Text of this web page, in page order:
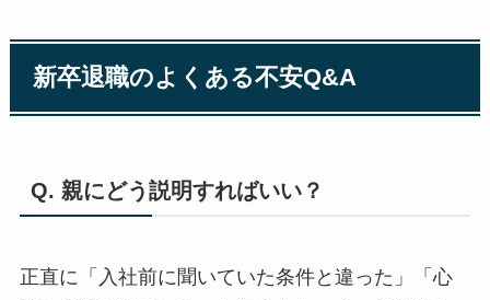
新卒退職のよくある不安Q&A
Q. 親にどう説明すればいい？
正直に「入社前に聞いていた条件と違った」「心